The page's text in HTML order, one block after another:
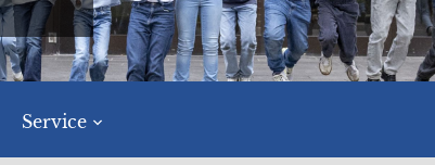
Service